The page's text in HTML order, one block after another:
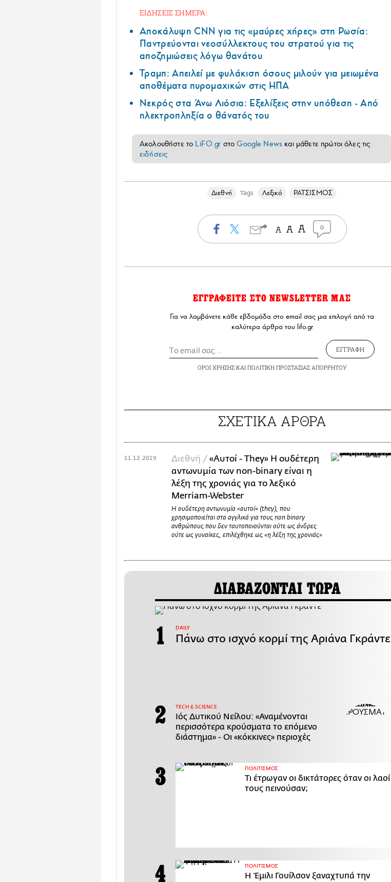
ΕΙΔΗΣΕΙΣ ΣΗΜΕΡΑ:
Αποκάλυψη CNN για τις «μαύρες χήρες» στη Ρωσία:
Παντρεύονται νεοσύλλεκτους του στρατού για τις
αποζημιώσεις λόγω θανάτου
Τραμπ: Απειλεί με φυλάκιση όσους μιλούν για μειωμένα
αποθέματα πυρομαχικών στις ΗΠΑ
Νεκρός στα Άνω Λιόσια: Εξελίξεις στην υπόθεση - Από
ηλεκτροπληξία ο θάνατός του
Ακολουθήστε το LiFO.gr στοGoogle News και μάθετε πρώτοι όλες τις
ειδήσεις
Διεθνή Tags Λεξικό ΡΑΤΣΙΣΜΟΣ
0
ΕΓΓΡΑΦΕΙΤΕ ΣΤΟ NEWSLETTER ΜΑΣ
Για να λαμβάνετε κάθε εβδομάδα στο email σας μια επιλογή από τα
καλύτερα άρθρα του lifo.gr
ΕΓΓΡΑΦΗ
ΟΡΟΙ ΧΡΗΣΗΣΚΑΙ ΠΟΛΙΤΙΚΗ ΠΡΟΣΤΑΣΙΑΣ ΑΠΟΡΡΗΤΟΥ
ΣΧΕΤΙΚΑ ΑΡΘΡΑ
Διεθνή /«Αυτοί - They» Η ουδέτερη
αντωνυμία των non-binary είναι η
λέξη της χρονιάς για το λεξικό
Merriam-Webster
Η ουδέτερη αντωνυμία «αυτοί» (they), που
χρησιμοποιείται στα αγγλικά για τους non binary
ανθρώπους που δεν ταυτοποιούνται ούτε ως άνδρες
ούτε ως γυναίκες, επιλέχθηκε ως «η λέξη της χρονιάς»
11.12.2019
ΔΙΑΒΑΖΟΝΤΑΙ ΤΩΡΑ
DAILY
Πάνω στο ισχνό κορμί της Αριάνα Γκράντε
ΤECH & SCIENCE
Ιός Δυτικού Νείλου: «Αναμένονται
περισσότερα κρούσματα το επόμενο
διάστημα» - Οι «κόκκινες» περιοχές
ΠΟΛΙΤΙΣΜΟΣ
Τι έτρωγαν οι δικτάτορες όταν οι λαοί
τους πεινούσαν;
ΠΟΛΙΤΙΣΜΟΣ
Η Έμιλι Γουίλσον ξαναχτυπά την